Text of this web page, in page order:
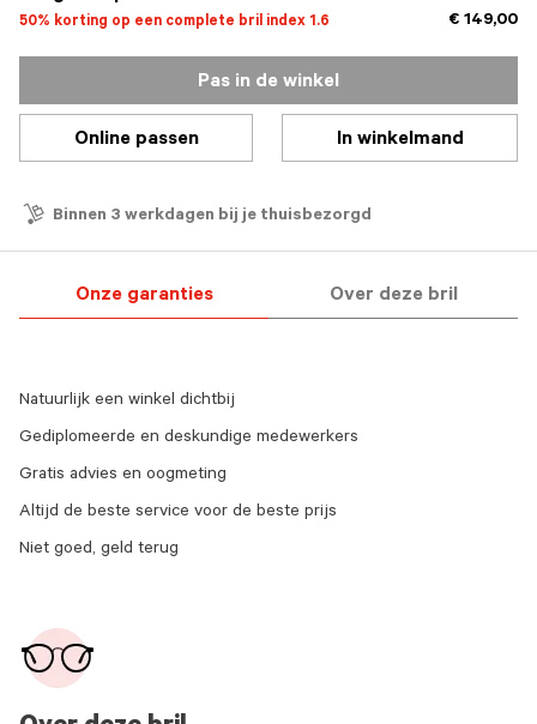
50% korting op een complete bril index 1.6 € 149,00
Pas in de winkel
Online passen In winkelmand
Binnen 3 werkdagen bij je thuisbezorgd
Onze garanties Over deze bril
Natuurlijk een winkel dichtbij
Gediplomeerde en deskundige medewerkers
Gratis advies en oogmeting
Altijd de beste service voor de beste prijs
Niet goed, geld terug